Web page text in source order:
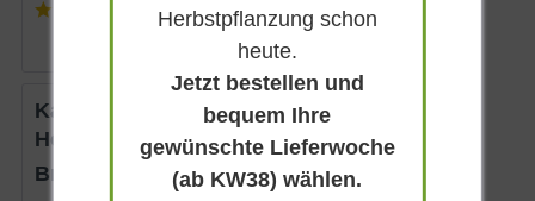
2 )
7,45 € *
Kaukasus-Vergißmeinnicht 'Silver
Heart ®'
Brunnera macrophylla 'Silver Heart ®'
Herbstpflanzung schon
heute.
Jetzt bestellen und
bequem Ihre
gewünschte Lieferwoche
(ab KW38) wählen.